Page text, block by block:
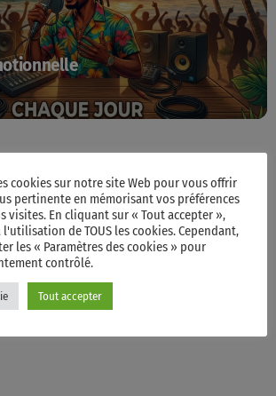
cookies sur notre site Web pour vous offrir
pertinente en mémorisant vos préférences
visites. En cliquant sur « Tout accepter »,
de TOUS les cookies. Cependant,
les « Paramètres des cookies » pour
contrôlé.
Tout accepter